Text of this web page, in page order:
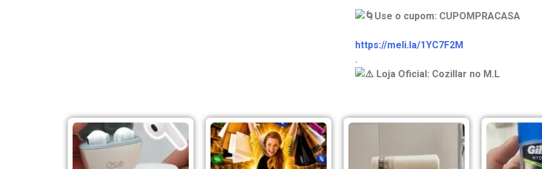
Use o cupom: CUPOMPRACASA
https://meli.la/1YC7F2M
.
Loja Oficial: Cozillar no M.L